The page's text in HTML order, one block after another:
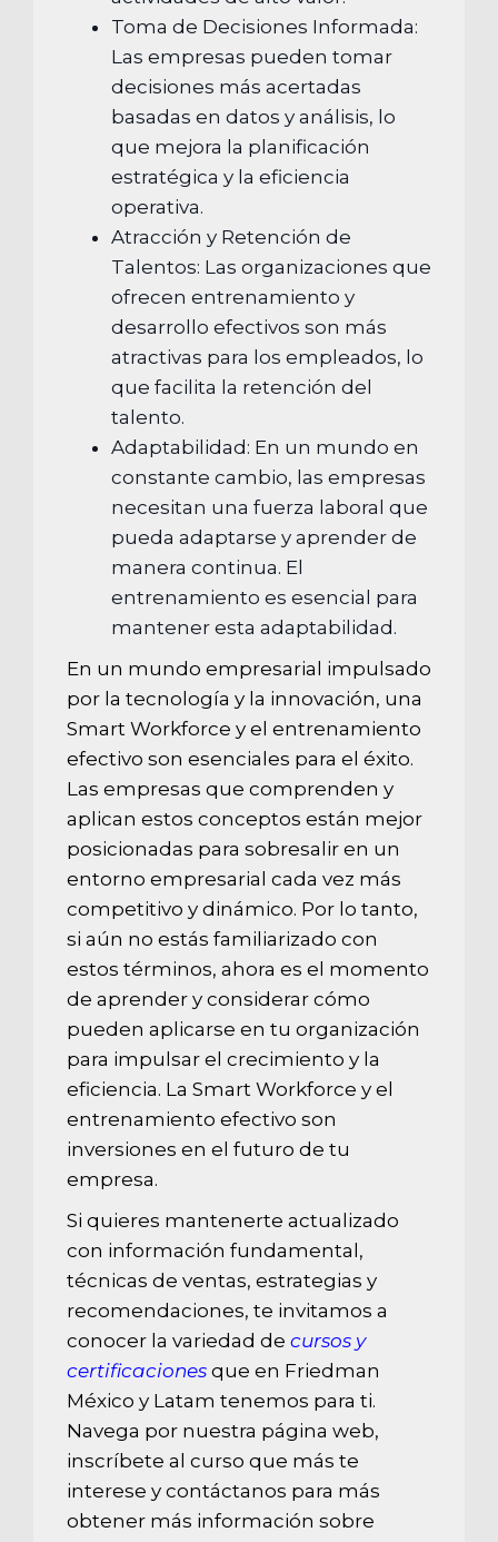
Toma de Decisiones Informada:
Las empresas pueden tomar
decisiones más acertadas
basadas en datos y análisis, lo
que mejora la planificación
estratégica y la eficiencia
operativa.
Atracción y Retención de
Talentos: Las organizaciones que
ofrecen entrenamiento y
desarrollo efectivos son más
atractivas para los empleados, lo
que facilita la retención del
talento.
Adaptabilidad: En un mundo en
constante cambio, las empresas
necesitan una fuerza laboral que
pueda adaptarse y aprender de
manera continua. El
entrenamiento es esencial para
mantener esta adaptabilidad.
En un mundo empresarial impulsado
por la tecnología y la innovación, una
Smart Workforce y el entrenamiento
efectivo son esenciales para el éxito.
Las empresas que comprenden y
aplican estos conceptos están mejor
posicionadas para sobresalir en un
entorno empresarial cada vez más
competitivo y dinámico. Por lo tanto,
si aún no estás familiarizado con
estos términos, ahora es el momento
de aprender y considerar cómo
pueden aplicarse en tu organización
para impulsar el crecimiento y la
eficiencia. La Smart Workforce y el
entrenamiento efectivo son
inversiones en el futuro de tu
empresa.
Si quieres mantenerte actualizado
con información fundamental,
técnicas de ventas, estrategias y
recomendaciones, te invitamos a
conocer la variedad de cursos y
certificaciones que en Friedman
México y Latam tenemos para ti.
Navega por nuestra página web,
inscríbete al curso que más te
interese y contáctanos para más
obtener más información sobre